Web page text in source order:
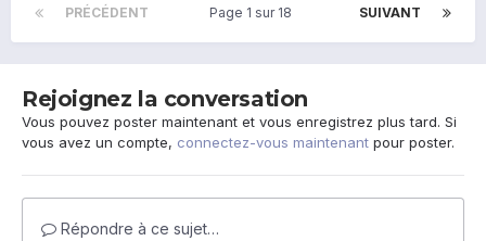
PRÉCÉDENT SUIVANT
Page 1 sur 18
Rejoignez la conversation
Vous pouvez poster maintenant et vous enregistrez plus tard. Si
vous avez un compte, connectez-vous maintenant pour poster.
Répondre à ce sujet…